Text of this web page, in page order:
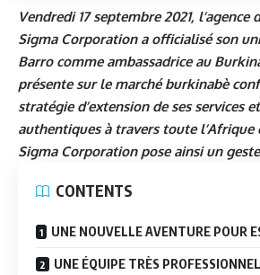
Vendredi 17 septembre 2021,
Sigma Corporation a officialisé son
Barro comme ambassadrice au
présente sur le marché burkinabè
stratégie d’extension de ses services
authentiques à travers toute l’Afrique
Sigma Corporation pose ainsi un
CONTENTS
UNE NOUVELLE AVENTURE POUR
UNE ÉQUIPE TRÈS